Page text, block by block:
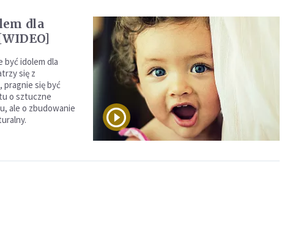
dla
być idolem dla
się z
pragnie się być
o sztuczne
ale o zbudowanie